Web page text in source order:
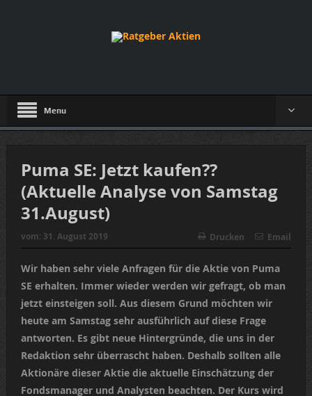
Menu
Puma SE: Jetzt kaufen??
(Aktuelle Analyse von Samstag
31.August)
vom: 31. August 2019 Drucken Email
Wir haben sehr viele Anfragen für die Aktie von Puma
SE erhalten. Immer wieder werden wir gefragt, ob man
jetzt einsteigen soll. Aus diesem Grund möchten wir
heute am Samstag sehr ausführlich auf diese Frage
antworten. Es gibt neue Hintergründe, die uns in der
Redaktion sehr überrascht haben. Deshalb sollten alle
Aktionäre dieser Aktie die aktuelle Einschätzung der
Fondsmanager und Analysten beachten. Der Kurs wird